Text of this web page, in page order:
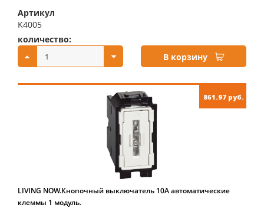
Артикул
K4005
количество:
В корзину
861.97 руб.
LIVING NOW.Кнопочный выключатель 10А автоматические
клеммы 1 модуль.